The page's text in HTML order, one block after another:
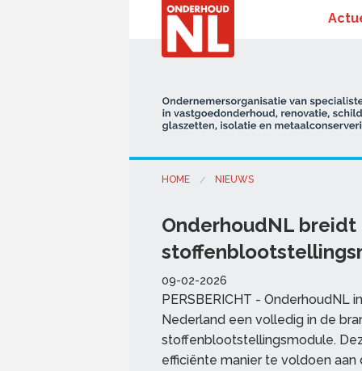
HOME NIEUWS
OnderhoudNL
09-02-2026
PERSBERICHT - OnderhoudNL
Nederland een volledig in de
stoffenblootstellingsmodule.
efficiënte manier te voldoen